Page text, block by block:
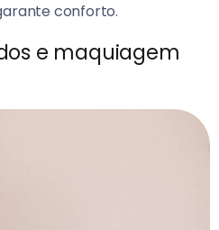
conforto.
e maquiagem